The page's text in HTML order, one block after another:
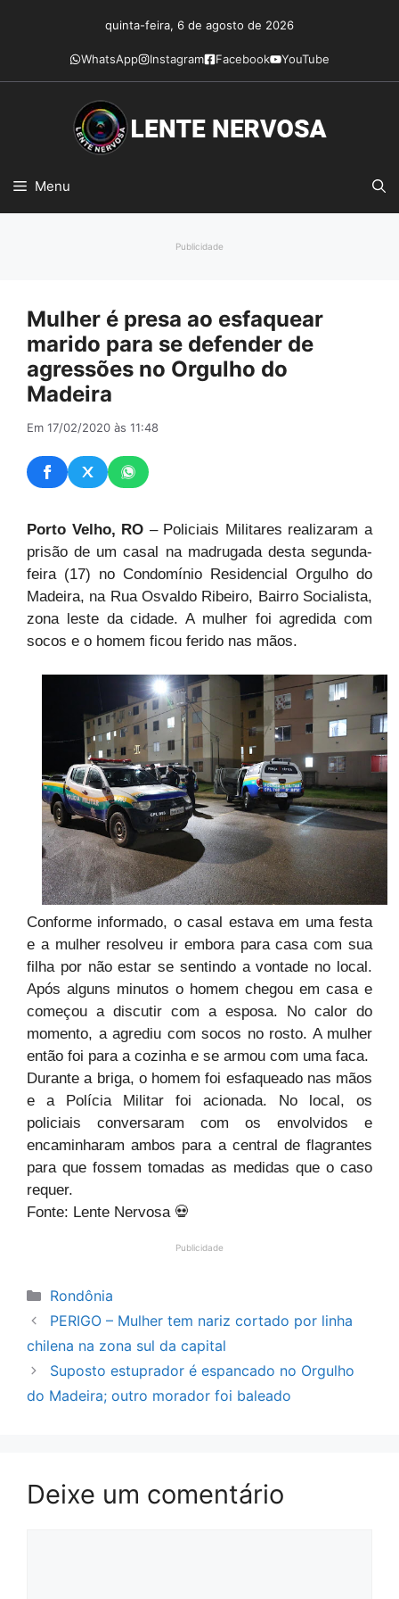
conteúdo
quinta-feira, 6 de agosto de 2026
WhatsApp Instagram Facebook YouTube
Menu
Publicidade
Mulher é presa ao esfaquear
marido para se defender de
agressões no Orgulho do
Madeira
Em 17/02/2020 às 11:48
Porto Velho, RO – Policiais Militares realizaram a
prisão de um casal na madrugada desta segunda-
feira (17) no Condomínio Residencial Orgulho do
Madeira, na Rua Osvaldo Ribeiro, Bairro Socialista,
zona leste da cidade. A mulher foi agredida com
socos e o homem ficou ferido nas mãos.
Conforme informado, o casal estava em uma festa
e a mulher resolveu ir embora para casa com sua
filha por não estar se sentindo a vontade no local.
Após alguns minutos o homem chegou em casa e
começou a discutir com a esposa. No calor do
momento, a agrediu com socos no rosto. A mulher
então foi para a cozinha e se armou com uma faca.
Durante a briga, o homem foi esfaqueado nas mãos
e a Polícia Militar foi acionada. No local, os
policiais conversaram com os envolvidos e
encaminharam ambos para a central de flagrantes
para que fossem tomadas as medidas que o caso
requer.
Fonte: Lente Nervosa 💀
Publicidade
Categorias
Rondônia
PERIGO – Mulher tem nariz cortado por linha
chilena na zona sul da capital
Suposto estuprador é espancado no Orgulho
do Madeira; outro morador foi baleado
Deixe um comentário